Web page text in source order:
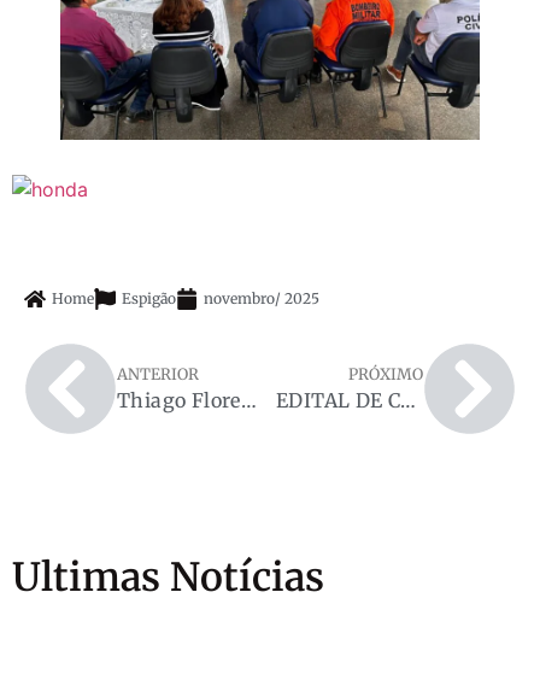
Home Espigão novembro/ 2025
ANTERIOR
Thiago Flores destina R$ 30 milhões para construção do Hospital Municipal de Ariquemes
PRÓXIMO
EDITAL DE CONVOCAÇÃOASSEMBLEIA GERAL EXTRAORDINÁRIA ASSOCIAÇÃO DOS POLICIAIS MILITARES DE ESPIGÃO DO OESTE – RO
Ultimas Notícias